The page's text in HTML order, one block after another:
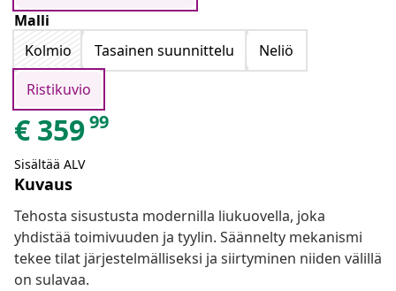
Malli
Kolmio
Tasainen suunnittelu
Neliö
Ristikuvio
€ 35999
Sisältää ALV
Kuvaus
Tehosta sisustusta modernilla liukuovella, joka
yhdistää toimivuuden ja tyylin. Säännelty mekanismi
tekee tilat järjestelmälliseksi ja siirtyminen niiden välillä
on sulavaa.